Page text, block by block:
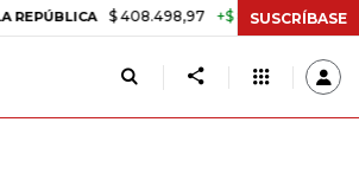
$ 408.498,97 +$ 8.753,81 +2,19% TASA
SUSCRÍBASE